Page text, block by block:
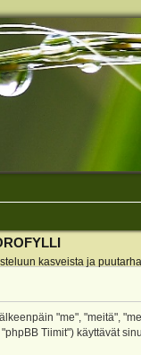
kasveista ja
"me", "meitä",
Tiimit") käyttävät